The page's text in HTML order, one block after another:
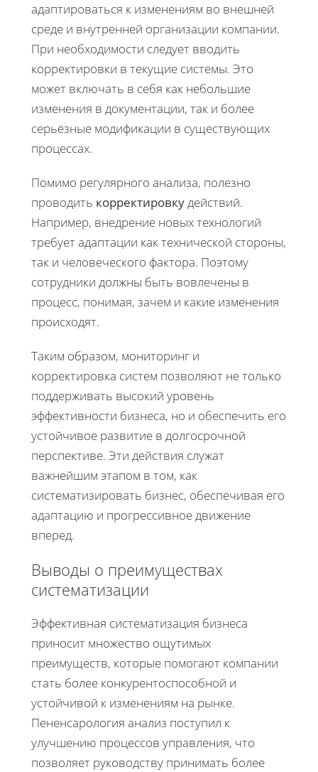
адаптироваться к изменениям во внешней
среде и внутренней организации компании.
При необходимости следует вводить
корректировки в текущие системы. Это
может включать в себя как небольшие
изменения в документации, так и более
серьёзные модификации в существующих
процессах.
Помимо регулярного анализа, полезно
проводить корректировкудействий.
Например, внедрение новых технологий
требует адаптации как технической стороны,
так и человеческого фактора. Поэтому
сотрудники должны быть вовлечены в
процесс, понимая, зачем и какие изменения
происходят.
Таким образом, мониторинг и
корректировка систем позволяют не только
поддерживать высокий уровень
эффективности бизнеса, но и обеспечить его
устойчивое развитие в долгосрочной
перспективе. Эти действия служат
важнейшим этапом в том, как
систематизировать бизнес, обеспечивая его
адаптацию и прогрессивное движение
вперед.
Выводы о преимуществах
систематизации
Эффективная систематизация бизнеса
приносит множество ощутимых
преимуществ, которые помогают компании
стать более конкурентоспособной и
устойчивой к изменениям на рынке.
Пененсарология анализ поступил к
улучшению процессов управления, что
позволяет руководству принимать более